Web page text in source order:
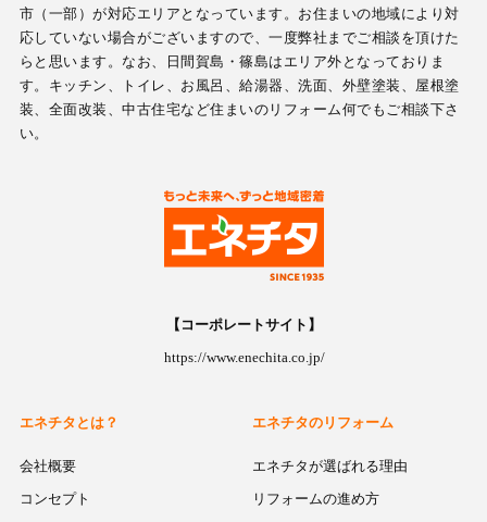
市（一部）が対応エリアとなっています。お住まいの地域により対
応していない場合がございますので、一度弊社までご相談を頂けた
らと思います。なお、日間賀島・篠島はエリア外となっておりま
す。キッチン、トイレ、お風呂、給湯器、洗面、外壁塗装、屋根塗
装、全面改装、中古住宅など住まいのリフォーム何でもご相談下さ
い。
【コーポレートサイト】
https://www.enechita.co.jp/
エネチタとは？
会社概要
コンセプト
エネチタのリフォーム
エネチタが選ばれる理由
リフォームの進め方